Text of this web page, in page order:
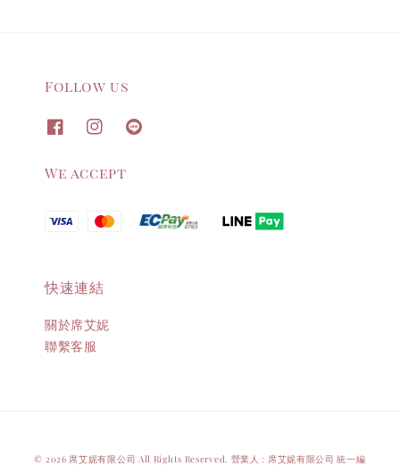
Follow us
We accept
快速連結
關於席艾妮
聯繫客服
© 2026 席艾妮有限公司 All Rights Reserved. 營業人 : 席艾妮有限公司 統一編